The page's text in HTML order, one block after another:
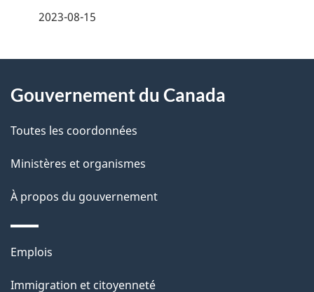
i
l
s
d
e
l
a
2023-08-15
propos
de
ce
site
Gouvernement du Canada
Toutes les coordonnées
Ministères et organismes
À propos du gouvernement
Thèmes
Emplois
Immigration et citoyenneté